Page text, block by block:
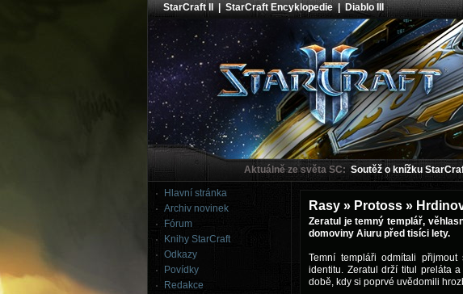
StarCraft II |StarCraft Encyklopedie|Diablo III
Aktuálně ze světa SC: Soutěž o knížku
Hlavní stránka
Archiv novinek
Fórum
Knihy StarCraft
Odkazy
Povídky
Redakce
Rasy » Protoss »
Zeratul je temný templář,
domoviny Aiuru před tisíci lety.
Temní templáři odmítali
identitu. Zeratul drží titul preláta
době, kdy si poprvé uvědomili